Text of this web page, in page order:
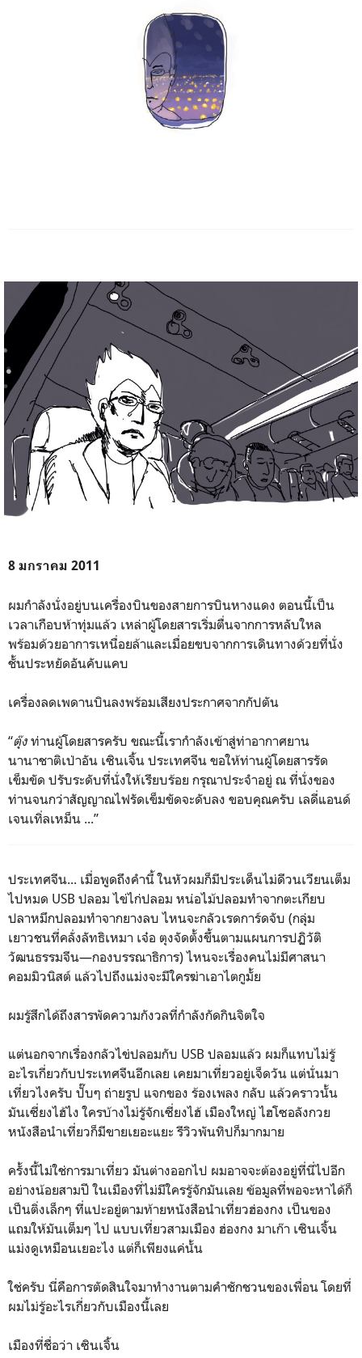
8 มกราคม 2011
ผมกำลังนั่งอยู่บนเครื่องบินของสายการบินหางแดง ตอนนี้เป็น
เวลาเกือบห้าทุ่มแล้ว เหล่าผู้โดยสารเริ่มตื่นจากการหลับใหล
พร้อมด้วยอาการเหนื่อยล้าและเมื่อยขบจากการเดินทางด้วยที่นั่ง
ชั้นประหยัดอันคับแคบ
เครื่องลดเพดานบินลงพร้อมเสียงประกาศจากกัปตัน
“ตุ๊ง ท่านผู้โดยสารครับ ขณะนี้เรากำลังเข้าสู่ท่าอากาศยาน
นานาชาติเป่าอัน เซินเจิ้น ประเทศจีน ขอให้ท่านผู้โดยสารรัด
เข็มขัด ปรับระดับที่นั่งให้เรียบร้อย กรุณาประจำอยู่ ณ ที่นั่งของ
ท่านจนกว่าสัญญาณไฟรัดเข็มขัดจะดับลง ขอบคุณครับ เลดี่แอนด์
เจนเทิ่ลเหม็น ...”
ประเทศจีน... เมื่อพูดถึงคำนี้ ในหัวผมก็มีประเด็นไม่ดีวนเวียนเต็ม
ไปหมด USB ปลอม ไข่ไก่ปลอม หน่อไม้ปลอมทำจากตะเกียบ
ปลาหมึกปลอมทำจากยางลบ ไหนจะกลัวเรดการ์ดจับ (กลุ่ม
เยาวชนที่คลั่งลัทธิเหมา เจ๋อ ตุงจัดตั้งขึ้นตามแผนการปฏิวัติ
วัฒนธรรมจีน—กองบรรณาธิการ) ไหนจะเรื่องคนไม่มีศาสนา
คอมมิวนิสต์ แล้วไปถึงแม่งจะมีใครฆ่าเอาไตกูมั้ย
ผมรู้สึกได้ถึงสารพัดความกังวลที่กำลังกัดกินจิตใจ
แต่นอกจากเรื่องกลัวไข่ปลอมกับ USB ปลอมแล้ว ผมก็แทบไม่รู้
อะไรเกี่ยวกับประเทศจีนอีกเลย เคยมาเที่ยวอยู่เจ็ดวัน แต่นั่นมา
เที่ยวไงครับ ปั๊บๆ ถ่ายรูป แจกของ ร้องเพลง กลับ แล้วคราวนั้น
มันเซี่ยงไฮ้ไง ใครบ้างไม่รู้จักเซี่ยงไฮ้ เมืองใหญ่ ไฮโซอลังกวย
หนังสือนำเที่ยวก็มีขายเยอะแยะ รีวิวพันทิปก็มากมาย
ครั้งนี้ไม่ใช่การมาเที่ยว มันต่างออกไป ผมอาจจะต้องอยู่ที่นี่ไปอีก
อย่างน้อยสามปี ในเมืองที่ไม่มีใครรู้จักมันเลย ข้อมูลที่พอจะหาได้ก็
เป็นติ่งเล็กๆ ที่แปะอยู่ตามท้ายหนังสือนำเที่ยวฮ่องกง เป็นของ
แถมให้มันเต็มๆ ไป แบบเที่ยวสามเมือง ฮ่องกง มาเก๊า เซินเจิ้น
แม่งดูเหมือนเยอะไง แต่ก็เพียงแค่นั้น
ใช่ครับ นี่คือการตัดสินใจมาทำงานตามคำชักชวนของเพื่อน โดยที่
ผมไม่รู้อะไรเกี่ยวกับเมืองนี้เลย
เมืองที่ชื่อว่า เซินเจิ้น